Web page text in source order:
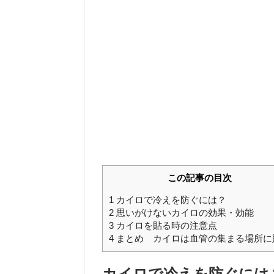
この記事の目次
1 カイロで冷えを防ぐには？
2 思いがけないカイロの効果・効能
3 カイロを貼る時の注意点
4 まとめ カイロは血管の集まる場所に